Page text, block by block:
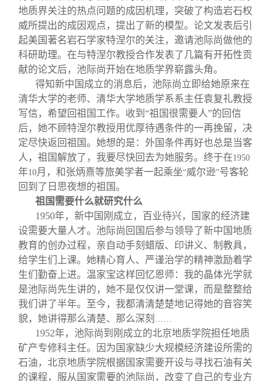
地质界关注的热点问题的成因机理，突破了构造岩石权
威所提出的成因观点，提出了新的模型。论文发表后引
起美国著名岩石学家特涅尔的关注，邀请池际尚做他的
科研助理。在与特涅尔教授合作发表了几篇有开拓性贡
献的论文后，池际尚开始在地质学界崭露头角。
得知新中国成立的消息后，池际尚立即给她原来在
清华大学的老师、清华大学地质学系系主任袁复礼教授
写信，希望回祖国工作。收到“祖国很需要人”的回信
后，她不顾特涅尔教授用优厚待遇条件的一再挽留，决
定尽快返回祖国。她想的是：外国条件再好也总是当客
人，祖国解放了，我要尽快回去为她服务。终于在1950
年10月，和张炳熹等旅美学者一起乘坐“威尔逊”号客轮
回到了日思夜想的祖国。
祖国需要什么就研究什么
1950年，新中国刚成立，百业待兴，国家的经济建
设需要大量人才。池际尚回国后参与领导了新中国地质
教育的创办过程，亲自动手刻蜡版、印讲义、制教具，
给学生们上课。她精心育人、严谨治学的精神激励着学
生们勤奋上进。温家宝这样回忆恩师：我的晶体光学就
是池际尚先生讲的，她不是仅仅讲一堂课，而是整整给
我们讲了半年。至今，我都清清楚楚地记得她的音容笑
貌，她讲得那么清楚、那么深刻
1952年，池际尚到刚成立的北京地质学院担任地质
矿产专修科主任。因为国家缺少大规模经济建设所需的
石油，北京地质学院根据国家需要开设与寻找石油有关
的课程，服从国家需要的池际尚，改变了自己的专业方